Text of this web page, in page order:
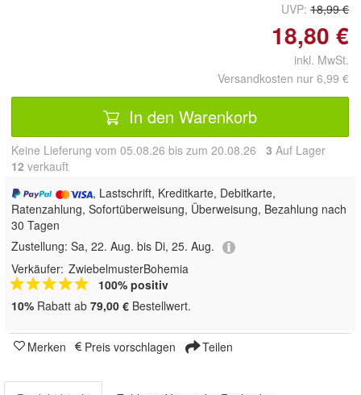
UVP: 18,99 €
18,80 €
inkl. MwSt.
Versandkosten nur 6,99 €
In den Warenkorb
Keine Lieferung vom 05.08.26 bis zum 20.08.26 3 Auf Lager
12 verkauft
, Lastschrift, Kreditkarte, Debitkarte,
Ratenzahlung, Sofortüberweisung, Überweisung, Bezahlung nach
30 Tagen
Zustellung: Sa, 22. Aug. bis Di, 25. Aug.
Verkäufer: ZwiebelmusterBohemia
100% positiv
10% Rabatt ab 79,00 € Bestellwert.
Merken Preis vorschlagen Teilen